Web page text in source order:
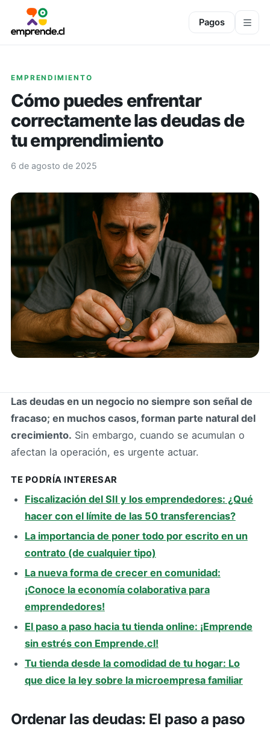
Pagos
EMPRENDIMIENTO
Cómo puedes enfrentar
correctamente las deudas de
tu emprendimiento
6 de agosto de 2025
Las deudas en un negocio no siempre son señal de
fracaso; en muchos casos, forman parte natural del
crecimiento. Sin embargo, cuando se acumulan o
afectan la operación, es urgente actuar.
TE PODRÍA INTERESAR
Fiscalización del SII y los emprendedores: ¿Qué
hacer con el límite de las 50 transferencias?
La importancia de poner todo por escrito en un
contrato (de cualquier tipo)
La nueva forma de crecer en comunidad:
¡Conoce la economía colaborativa para
emprendedores!
El paso a paso hacia tu tienda online: ¡Emprende
sin estrés con Emprende.cl!
Tu tienda desde la comodidad de tu hogar: Lo
que dice la ley sobre la microempresa familiar
Ordenar las deudas: El paso a paso